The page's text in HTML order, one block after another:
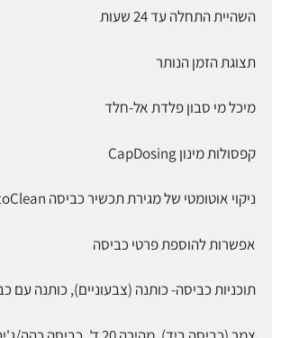
השהיית התחלה עד 24 שעות
תצוגת הזמן הנותר
מיכל מי סבון פלדת אל-חלד
קפסולות מינון CapDosing
ניקוי אוטומטי של מגירת תכשיר כביסה AutoClean
אפשרות להוספת פרטי כביסה
תוכניות כביסה- כותנה (צבעוניים), כותנה עם